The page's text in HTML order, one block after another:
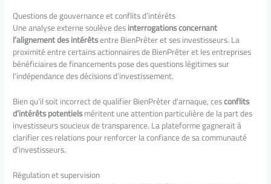
Questions de gouvernance et conflits d’intérêts
Une analyse externe soulève desinterrogations concernant
l’alignement des intérêtsentre BienPrêter et ses investisseurs. La
proximité entre certains actionnaires de BienPrêter et les entreprises
bénéficiaires de financements pose des questions légitimes sur
l’indépendance des décisions d’investissement.
Bien qu’il soit incorrect de qualifier BienPrêter d’arnaque, cesconflits
d’intérêts potentielsméritent une attention particulière de la part des
investisseurs soucieux de transparence. La plateforme gagnerait à
clarifier ces relations pour renforcer la confiance de sa communauté
d’investisseurs.
Régulation et supervision